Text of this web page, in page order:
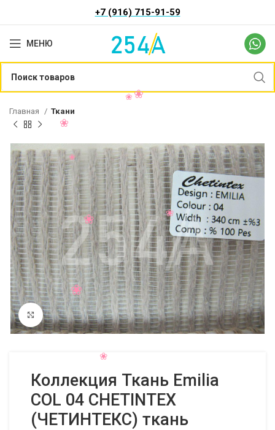
+7 (916) 715-91-59
МЕНЮ
Главная Ткани
Нажмите, чтобы увеличить
Коллекция Ткань Emilia
COL 04 CHETINTEX
(ЧЕТИНТЕКС) ткань